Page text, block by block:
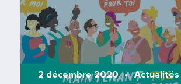
2 décembre 2020 Actualités